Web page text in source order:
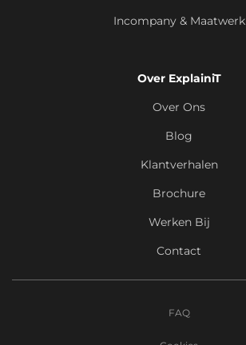
Incompany & Maatwerk
Over ExplainiT
Over Ons
Blog
Klantverhalen
Brochure
Werken Bij
Contact
FAQ